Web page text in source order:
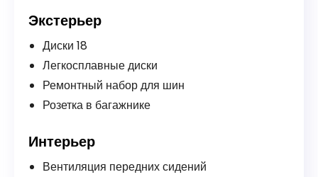
Экстерьер
Диски 18
Легкосплавные диски
Ремонтный набор для шин
Розетка в багажнике
Интерьер
Вентиляция передних сидений